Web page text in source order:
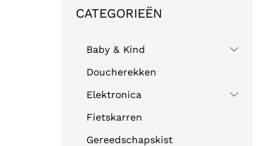
CATEGORIEËN
Baby & Kind
Doucherekken
Elektronica
Fietskarren
Gereedschapskist